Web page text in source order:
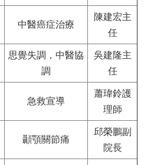
中醫癌症治療
陳建宏主
任
思覺失調，中醫協
調
吳建隆主
任
急救宣導
蕭瑋鈴護
理師
顳顎關節痛
邱榮鵬副
院長